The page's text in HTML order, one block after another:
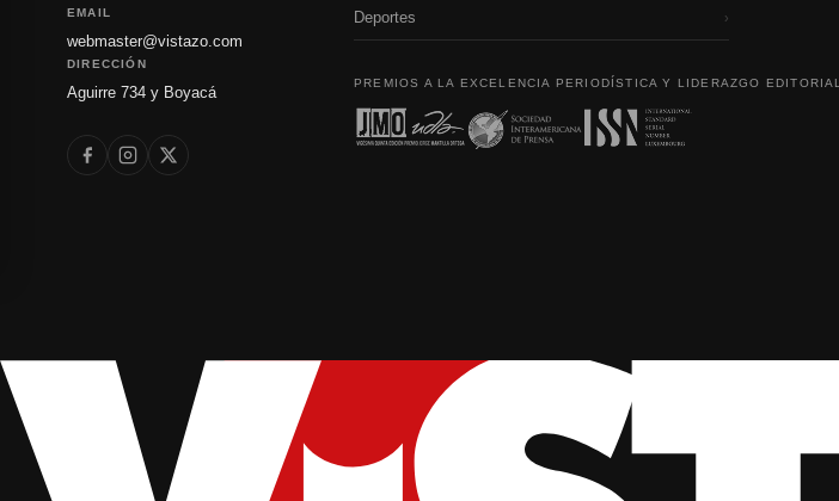
EMAIL
webmaster@vistazo.com
DIRECCIÓN
Aguirre 734 y Boyacá
Deportes ›
PREMIOS A LA EXCELENCIA PERIODÍSTICA Y LIDERAZGO EDITORIAL